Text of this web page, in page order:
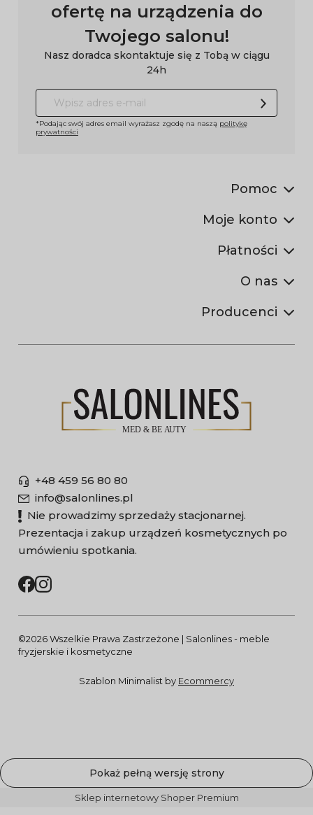
ofertę na urządzenia do
Twojego salonu!
Nasz doradca skontaktuje się z Tobą w ciągu
24h
*Podając swój adres email wyrażasz zgodę na naszą politykę
prywatności
Pomoc
Moje konto
Płatności
O nas
Producenci
+48 459 56 80 80
info@salonlines.pl
Nie prowadzimy sprzedaży stacjonarnej.
Prezentacja i zakup urządzeń kosmetycznych po
umówieniu spotkania.
©2026 Wszelkie Prawa Zastrzeżone | Salonlines - meble
fryzjerskie i kosmetyczne
Szablon Minimalist by Ecommercy
Pokaż pełną wersję strony
Sklep internetowy Shoper Premium